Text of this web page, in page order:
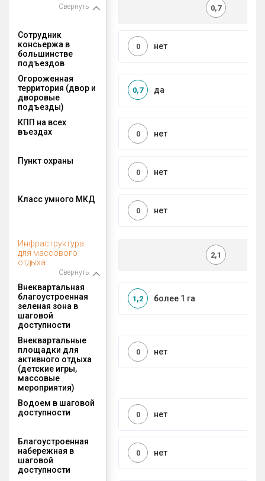
Свернуть 0,7
Сотрудник
консьержа в
большинстве
подъездов
нет
0
Огороженная
территория (двор и
дворовые
подъезды)
да
0,7
КПП на всех
въездах
нет
0
Пункт охраны
нет
0
Класс умного МКД
нет
0
Инфраструктура
для массового
отдыха
Свернуть
2,1
Внеквартальная
благоустроенная
зеленая зона в
шаговой
доступности
более 1 га
1,2
Внеквартальные
площадки для
активного отдыха
(детские игры,
массовые
мероприятия)
нет
0
Водоем в шаговой
доступности
нет
0
Благоустроенная
набережная в
шаговой
доступности
нет
0